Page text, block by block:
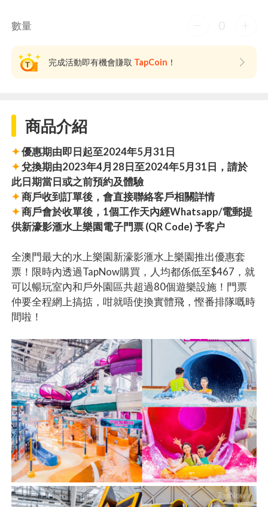
數量 0
完成活動即有機會賺取 TapCoin ！
商品介紹
✦優惠期由即日起至2024年5月31日
✦兌換期由2023年4月28日至2024年5月31日 ，請於
此日期當日或之前預約及體驗
✦商戶收到訂單後，會直接聯絡客戶相關詳情
✦商戶會於收單後，1個工作天內經Whatsapp/電郵提
供新濠影滙水上樂園電子門票 (QR Code) 予客户
全澳門最大的水上樂園新濠影滙水上樂園推出優惠套
票！限時內透過TapNow購買，人均都係低至$467，就
可以暢玩室內和戶外園區共超過80個遊樂設施！門票
仲要全程網上搞掂，咁就唔使換實體飛，慳番排隊嘅時
間啦！